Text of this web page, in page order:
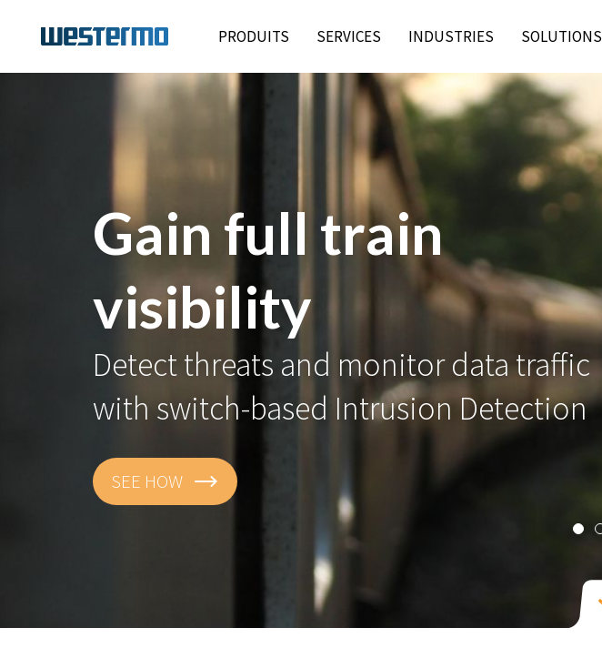
PRODUITS SERVICES INDUSTRIES SOLUTIONS
Gain full train
visibility
Detect threats and monitor data traffic
with switch-based Intrusion Detection
SEE HOW